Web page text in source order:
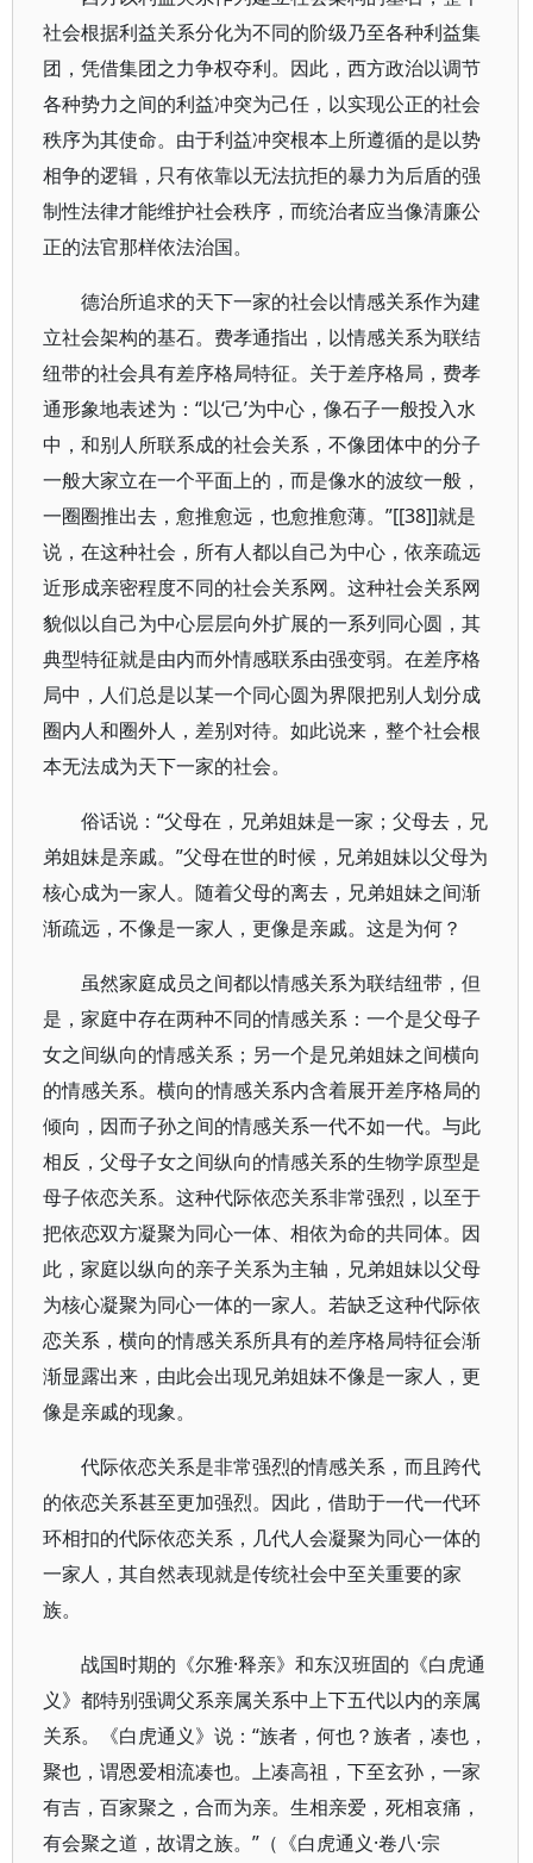
社会根据利益关系分化为不同的阶级乃至各种利益集
团，凭借集团之力争权夺利。因此，西方政治以调节
各种势力之间的利益冲突为己任，以实现公正的社会
秩序为其使命。由于利益冲突根本上所遵循的是以势
相争的逻辑，只有依靠以无法抗拒的暴力为后盾的强
制性法律才能维护社会秩序，而统治者应当像清廉公
正的法官那样依法治国。
德治所追求的天下一家的社会以情感关系作为建
立社会架构的基石。费孝通指出，以情感关系为联结
纽带的社会具有差序格局特征。关于差序格局，费孝
通形象地表述为：“以‘己’为中心，像石子一般投入水
中，和别人所联系成的社会关系，不像团体中的分子
一般大家立在一个平面上的，而是像水的波纹一般，
一圈圈推出去，愈推愈远，也愈推愈薄。”[[38]]就是
说，在这种社会，所有人都以自己为中心，依亲疏远
近形成亲密程度不同的社会关系网。这种社会关系网
貌似以自己为中心层层向外扩展的一系列同心圆，其
典型特征就是由内而外情感联系由强变弱。在差序格
局中，人们总是以某一个同心圆为界限把别人划分成
圈内人和圈外人，差别对待。如此说来，整个社会根
本无法成为天下一家的社会。
俗话说：“父母在，兄弟姐妹是一家；父母去，兄
弟姐妹是亲戚。”父母在世的时候，兄弟姐妹以父母为
核心成为一家人。随着父母的离去，兄弟姐妹之间渐
渐疏远，不像是一家人，更像是亲戚。这是为何？
虽然家庭成员之间都以情感关系为联结纽带，但
是，家庭中存在两种不同的情感关系：一个是父母子
女之间纵向的情感关系；另一个是兄弟姐妹之间横向
的情感关系。横向的情感关系内含着展开差序格局的
倾向，因而子孙之间的情感关系一代不如一代。与此
相反，父母子女之间纵向的情感关系的生物学原型是
母子依恋关系。这种代际依恋关系非常强烈，以至于
把依恋双方凝聚为同心一体、相依为命的共同体。因
此，家庭以纵向的亲子关系为主轴，兄弟姐妹以父母
为核心凝聚为同心一体的一家人。若缺乏这种代际依
恋关系，横向的情感关系所具有的差序格局特征会渐
渐显露出来，由此会出现兄弟姐妹不像是一家人，更
像是亲戚的现象。
代际依恋关系是非常强烈的情感关系，而且跨代
的依恋关系甚至更加强烈。因此，借助于一代一代环
环相扣的代际依恋关系，几代人会凝聚为同心一体的
一家人，其自然表现就是传统社会中至关重要的家
族。
战国时期的《尔雅·释亲》和东汉班固的《白虎通
义》都特别强调父系亲属关系中上下五代以内的亲属
关系。《白虎通义》说：“族者，何也？族者，凑也，
聚也，谓恩爱相流凑也。上凑高祖，下至玄孙，一家
有吉，百家聚之，合而为亲。生相亲爱，死相哀痛，
有会聚之道，故谓之族。”（《白虎通义·卷八·宗